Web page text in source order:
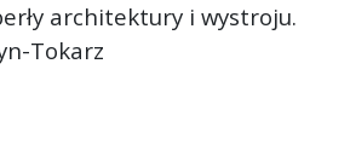
architektury i wystroju.
Tokarz